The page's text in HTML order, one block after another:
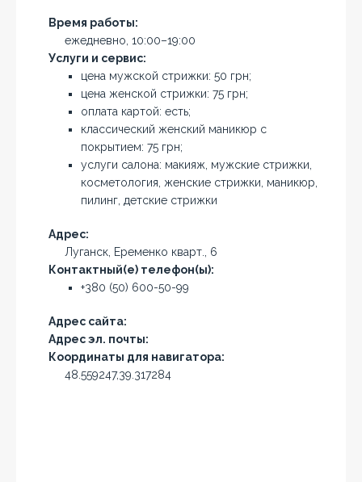
Время работы:
ежедневно, 10:00–19:00
Услуги и сервис:
цена мужской стрижки: 50 грн;
цена женской стрижки: 75 грн;
оплата картой: есть;
классический женский маникюр с
покрытием: 75 грн;
услуги салона: макияж, мужские стрижки,
косметология, женские стрижки, маникюр,
пилинг, детские стрижки
Адрес:
Луганск, Еременко кварт., 6
Контактный(е) телефон(ы):
+380 (50) 600-50-99
Адрес сайта:
Адрес эл. почты:
Координаты для навигатора:
48.559247,39.317284